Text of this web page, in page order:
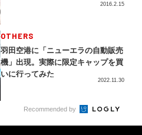
2016.2.15
OTHERS
羽田空港に「ニューエラの自動販売
機」出現。実際に限定キャップを買
いに行ってみた
2022.11.30
SKATE
日本人選手勢が大躍動！「MoonPa
Recommended by